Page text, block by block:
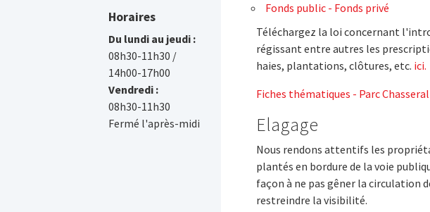
Fonds public - Fonds privé
Téléchargez la loi concernant
régissant entre autres les
haies, plantations, clôtures, etc. ici.
Fiches thématiques - Parc Chasseral
Elagage
Nous rendons attentifs les
plantés en bordure de la voie
façon à ne pas gêner la circulation
restreindre la visibilité.
Horaires
Du lundi au jeudi :
08h30-11h30 /
14h00-17h00
Vendredi :
08h30-11h30
Fermé l'après-midi